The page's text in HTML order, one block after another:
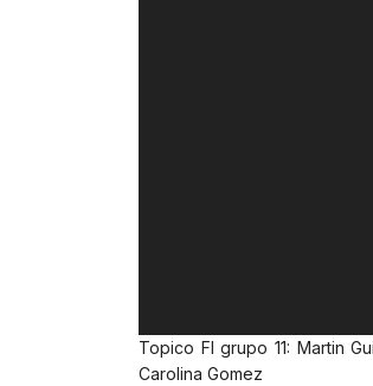
Topico FI grupo 11: Martin
Carolina Gomez